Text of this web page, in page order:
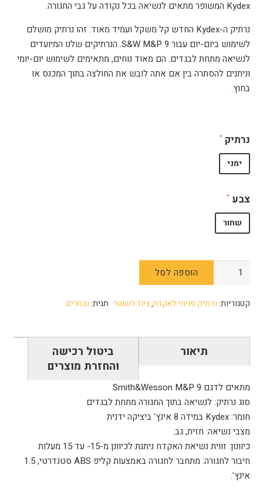
Kydex המשופר מתאים לנשיאה בכל נקודה על גבי החגורה.
נרתיק ה-Kydex החדש קל משקל ועמיד מאוד. זהו נרתיק מושלם
לשימוש ביום-יום עבור S&W M&P 9. הנרתיקים שלנו המיועדים
לנשיאה מתחת לבגדים. הם מאוד נוחים, מתאימים לשימוש יום-יומי
וניתנים להסתרה בין אם אתה לובש את החולצה בתוך המכנס או
בחוץ.
נרתיק
ימני
צבע
שחור
כמות
SPARTA
Holster
Smith&Wesson
M&P
9
הוספה לסל
קטגוריות: נרתיק פנימי לאקדח,ציוד לשוטר תגית: נבחרים
תיאור
ביטול רכישה
והחזרת מוצרים
מתאים לדגם Smith&Wesson M&P 9
סוג נרתיק: לנשיאה בתוך החגורה מתחת לבגדים
חומר: Kydex במידה 8 אינץ' ביציקה ידנית
מצבי נשיאה: חזית, גב.
כיוונון: זווית נשיאת האקדח ניתנת לכיוונן מ-15- עד 15 מעלות
חיבור לחגורה: מתחבר לחגורה באמצעות קליפ ABS סטנדרטי, 1.5
אינץ'.